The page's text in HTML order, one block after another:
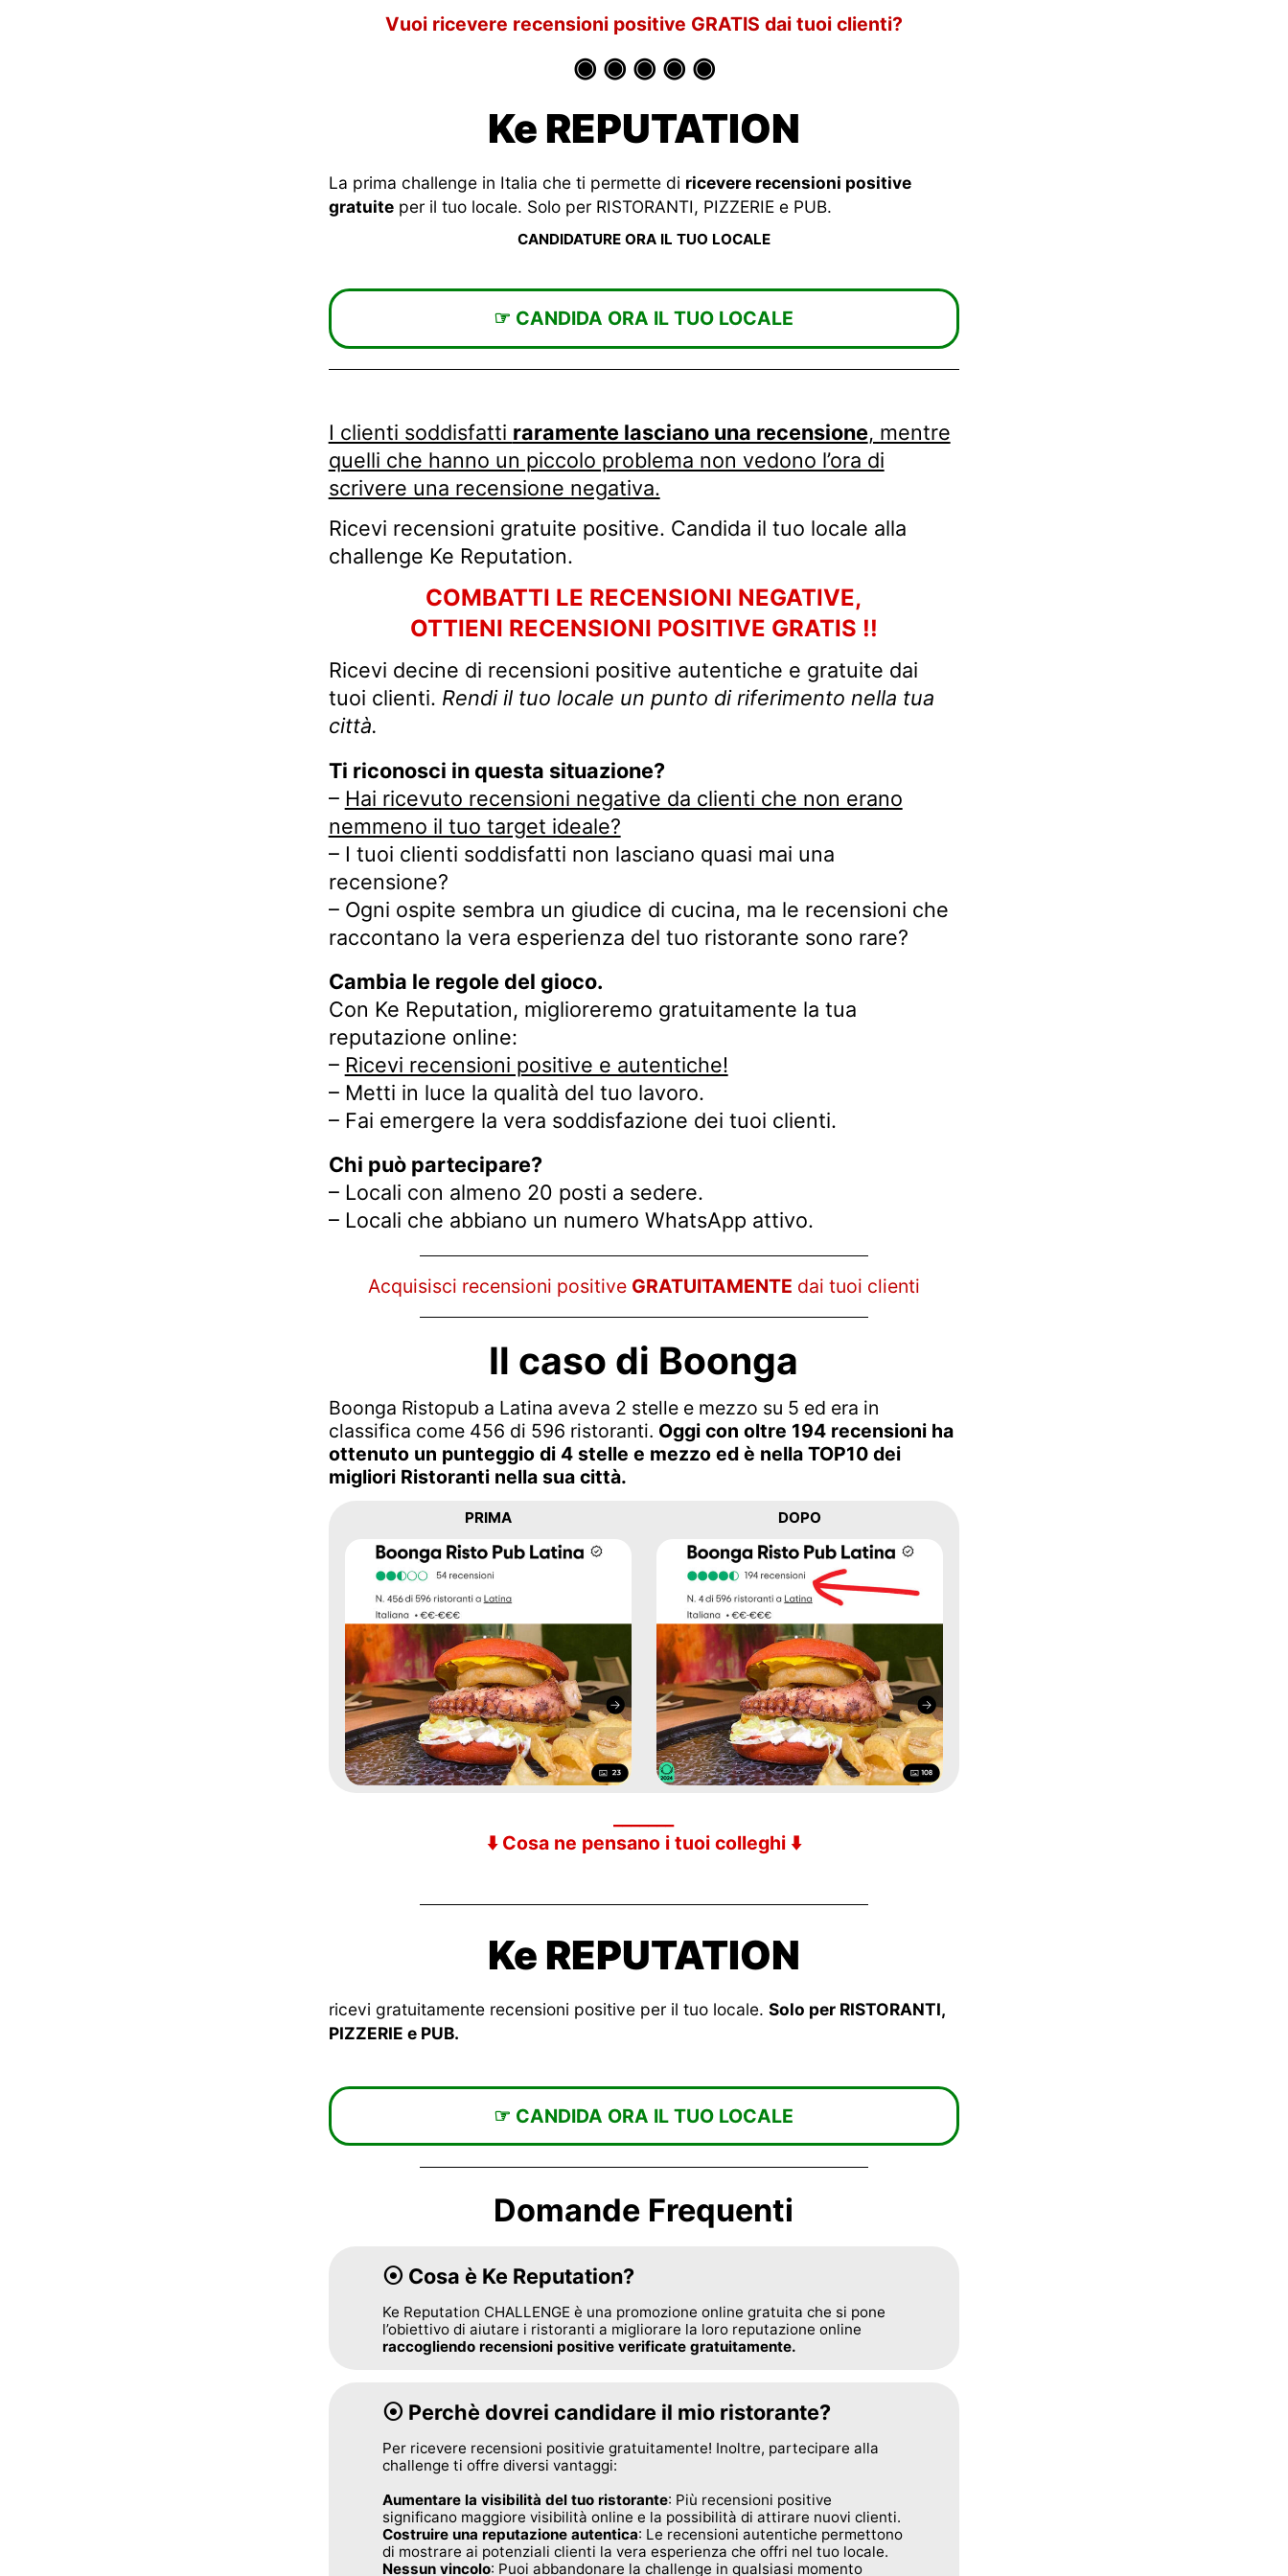
Vuoi ricevere recensioni positive GRATIS dai tuoi clienti?
◉ ◉ ◉ ◉ ◉
Ke REPUTATION
La prima challenge in Italia che ti permette di ricevere recensioni positive
gratuiteper il tuo locale. Solo per RISTORANTI, PIZZERIE e PUB.
CANDIDATURE ORA IL TUO LOCALE
☞ CANDIDA ORA IL TUO LOCALE
I clienti soddisfatti raramente lasciano una recensione, mentre
quelli che hanno un piccolo problema non vedono l’ora di
scrivere una recensione negativa.
Ricevi recensioni gratuite positive. Candida il tuo locale alla
challenge Ke Reputation.
COMBATTI LE RECENSIONI NEGATIVE,
OTTIENI RECENSIONI POSITIVE GRATIS !!
Ricevi decine di recensioni positive autentiche e gratuite dai
tuoi clienti. Rendi il tuo locale un punto di riferimento nella tua
città.
Ti riconosci in questa situazione?
– Hai ricevuto recensioni negative da clienti che non erano
nemmeno il tuo target ideale?
– I tuoi clienti soddisfatti non lasciano quasi mai una
recensione?
– Ogni ospite sembra un giudice di cucina, ma le recensioni che
raccontano la vera esperienza del tuo ristorante sono rare?
Cambia le regole del gioco.
Con Ke Reputation, miglioreremo gratuitamente la tua
reputazione online:
– Ricevi recensioni positive e autentiche!
– Metti in luce la qualità del tuo lavoro.
– Fai emergere la vera soddisfazione dei tuoi clienti.
Chi può partecipare?
– Locali con almeno 20 posti a sedere.
– Locali che abbiano un numero WhatsApp attivo.
Acquisisci recensioni positive GRATUITAMENTE dai tuoi clienti
Il caso di Boonga
Boonga Ristopub a Latina aveva 2 stelle e mezzo su 5 ed era in
classifica come 456 di 596 ristoranti. Oggi con oltre 194 recensioni ha
ottenuto un punteggio di 4 stelle e mezzo ed è nella TOP10 dei
migliori Ristoranti nella sua città.
PRIMA DOPO
⬇️ Cosa ne pensano i tuoi colleghi ⬇️
Ke REPUTATION
ricevi gratuitamente recensioni positive per il tuo locale. Solo per RISTORANTI,
PIZZERIE e PUB.
☞ CANDIDA ORA IL TUO LOCALE
Domande Frequenti
⦿ Cosa è Ke Reputation?
Ke Reputation CHALLENGE è una promozione online gratuita che si pone
l’obiettivo di aiutare i ristoranti a migliorare la loro reputazione online
raccogliendo recensioni positive verificate gratuitamente.
⦿ Perchè dovrei candidare il mio ristorante?
Per ricevere recensioni positivie gratuitamente! Inoltre, partecipare alla
challenge ti offre diversi vantaggi:
Aumentare la visibilità del tuo ristorante: Più recensioni positive
significano maggiore visibilità online e la possibilità di attirare nuovi clienti.
Costruire una reputazione autentica: Le recensioni autentiche permettono
di mostrare ai potenziali clienti la vera esperienza che offri nel tuo locale.
Nessun vincolo: Puoi abbandonare la challenge in qualsiasi momento